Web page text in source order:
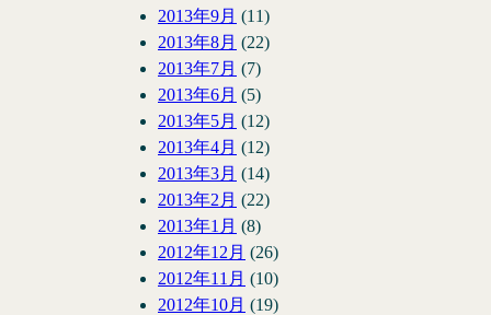
2013年9月 (11)
2013年8月 (22)
2013年7月 (7)
2013年6月 (5)
2013年5月 (12)
2013年4月 (12)
2013年3月 (14)
2013年2月 (22)
2013年1月 (8)
2012年12月 (26)
2012年11月 (10)
2012年10月 (19)